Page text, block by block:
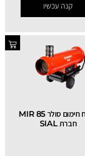
קנה עכשיו
תותח חימום סולר MIR 85
חברת SIAL